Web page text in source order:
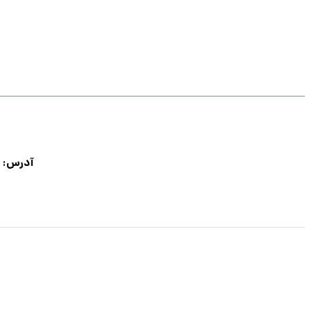
آدرس: